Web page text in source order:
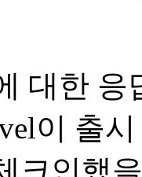
대한 응
이 출
크인했